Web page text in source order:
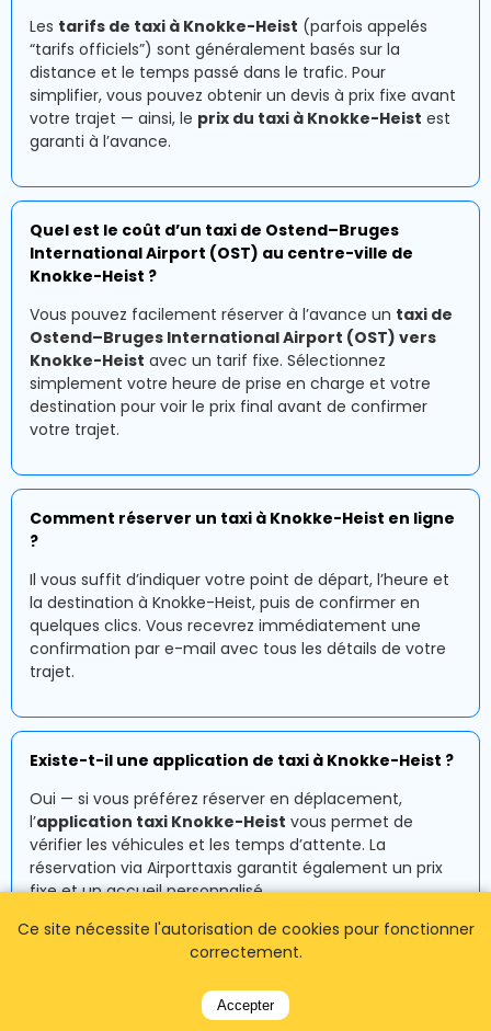
Les tarifs de taxi à Knokke-Heist (parfois appelés
“tarifs officiels”) sont généralement basés sur la
distance et le temps passé dans le trafic. Pour
simplifier, vous pouvez obtenir un devis à prix fixe avant
votre trajet — ainsi, le prix du taxi à Knokke-Heist est
garanti à l’avance.
Quel est le coût d’un taxi de Ostend–Bruges
International Airport (OST) au centre-ville de
Knokke-Heist ?
Vous pouvez facilement réserver à l’avance un taxi de
Ostend–Bruges International Airport (OST) vers
Knokke-Heist avec un tarif fixe. Sélectionnez
simplement votre heure de prise en charge et votre
destination pour voir le prix final avant de confirmer
votre trajet.
Comment réserver un taxi à Knokke-Heist en ligne
?
Il vous suffit d’indiquer votre point de départ, l’heure et
la destination à Knokke-Heist, puis de confirmer en
quelques clics. Vous recevrez immédiatement une
confirmation par e-mail avec tous les détails de votre
trajet.
Existe-t-il une application de taxi à Knokke-Heist ?
Oui — si vous préférez réserver en déplacement,
l’application taxi Knokke-Heist vous permet de
vérifier les véhicules et les temps d’attente. La
réservation via Airporttaxis garantit également un prix
fixe et un accueil personnalisé.
Votre chauffeur vous attendra dans le hall des arrivées
Ce site nécessite l'autorisation de cookies pour fonctionner
correctement.
Accepter